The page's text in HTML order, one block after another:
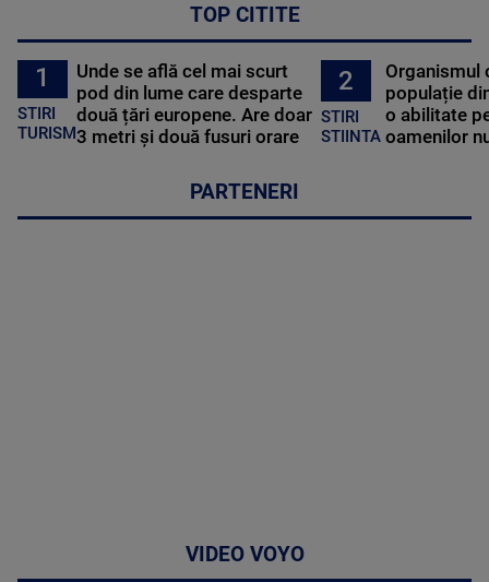
TOP CITITE
1
STIRI
TURISM
Unde se află cel mai scurt
pod din lume care desparte
două țări europene. Are doar
3 metri și două fusuri orare
2
STIRI
STIINTA
Organismul
populație
o abilitate
oamenilor
PARTENERI
VIDEO VOYO